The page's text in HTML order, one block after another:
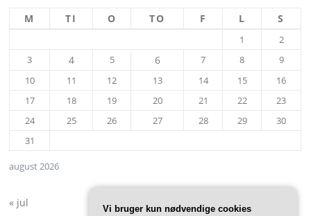
august 2026
M TI O TO F L S
1
2
3
4 5 6 7 8
9
10
11 12 13 14 15
16
17
18 19 20 21 22
23
24
25 26 27 28 29
30
31
« jul Vi bruger kun nødvendige cookies